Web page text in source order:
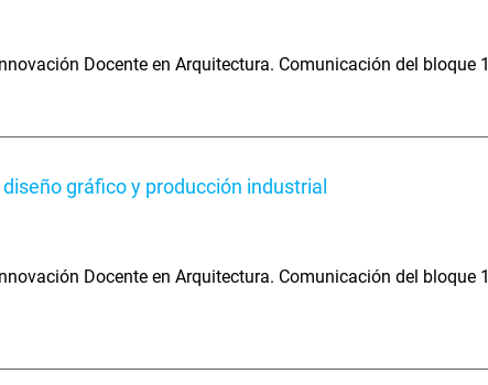
Docente en Arquitectura. Comunicación del bloque 1
gráfico y producción industrial
Docente en Arquitectura. Comunicación del bloque 1